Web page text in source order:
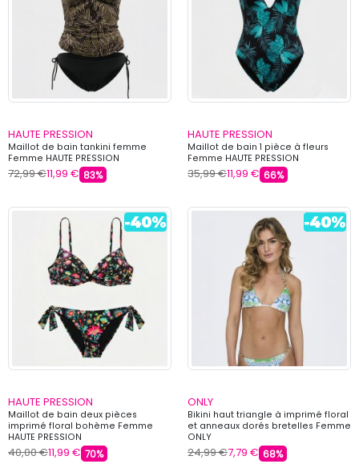
HAUTE PRESSION
Maillot de bain tankini femme
Femme HAUTE PRESSION
72,99 €11,99 € 83%
HAUTE PRESSION
Maillot de bain 1 pièce à fleurs
Femme HAUTE PRESSION
35,99 €11,99 € 66%
HAUTE PRESSION
Maillot de bain deux pièces
imprimé floral bohème Femme
HAUTE PRESSION
40,00 €11,99 € 70%
ONLY
Bikini haut triangle à imprimé floral
et anneaux dorés bretelles Femme
ONLY
24,99 €7,79 € 68%